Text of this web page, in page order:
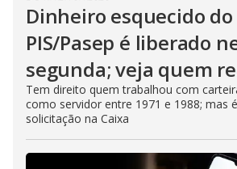
Dinheiro esquecido
PIS/Pasep é liberado
segunda; veja quem
Tem direito quem trabalhou com
como servidor entre 1971 e 1988; mas
solicitação na Caixa